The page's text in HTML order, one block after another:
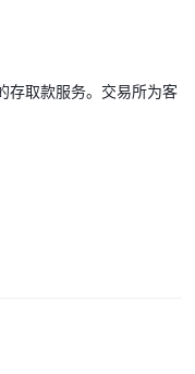
存取款服务。交易所为客